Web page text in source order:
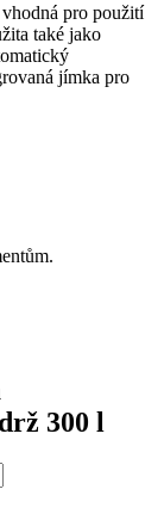
pro použití
také jako
jímka pro
300 l